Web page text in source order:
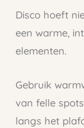
Disco hoeft
een warme,
elementen.
Gebruik
van felle
langs het